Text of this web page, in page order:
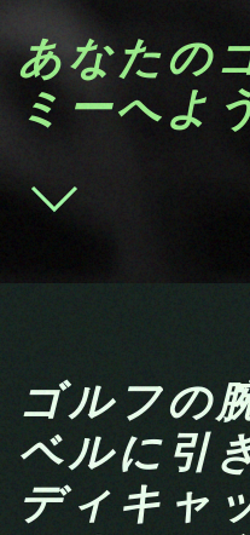
あなたの
ミーへよ
ゴルフの
ベルに引
ディキャ